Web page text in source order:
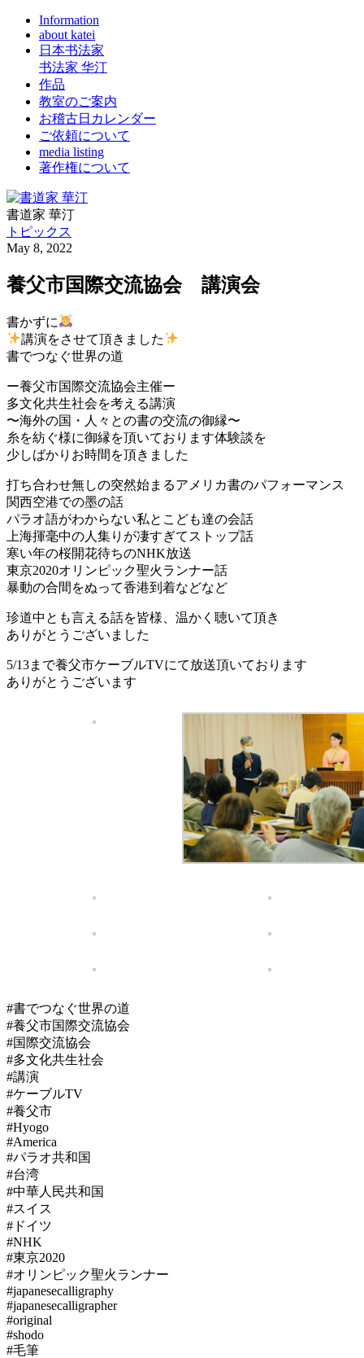
Information
about katei
日本书法家
书法家 华汀
作品
教室のご案内
お稽古日カレンダー
ご依頼について
media listing
著作権について
書道家 華汀
トピックス
May 8, 2022
養父市国際交流協会 講演会
書かずに
講演をさせて頂きました
書でつなぐ世界の道
ー養父市国際交流協会主催ー
多文化共生社会を考える講演
〜海外の国・人々との書の交流の御縁〜
糸を紡ぐ様に御縁を頂いております体験談を
少しばかりお時間を頂きました
打ち合わせ無しの突然始まるアメリカ書のパフォーマンス
関西空港での墨の話
パラオ語がわからない私とこども達の会話
上海揮毫中の人集りが凄すぎてストップ話
寒い年の桜開花待ちのNHK放送
東京2020オリンピック聖火ランナー話
暴動の合間をぬって香港到着などなど
珍道中とも言える話を皆様、温かく聴いて頂き
ありがとうございました
5/13まで養父市ケーブルTVにて放送頂いております
ありがとうございます
#書でつなぐ世界の道
#養父市国際交流協会
#国際交流協会
#多文化共生社会
#講演
#ケーブルTV
#養父市
#Hyogo
#America
#パラオ共和国
#台湾
#中華人民共和国
#スイス
#ドイツ
#NHK
#東京2020
#オリンピック聖火ランナー
#japanesecalligraphy
#japanesecalligrapher
#original
#shodo
#毛筆